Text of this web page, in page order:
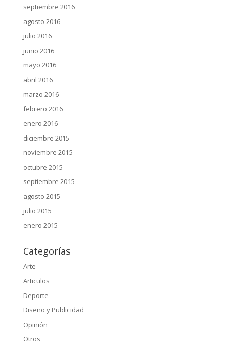
septiembre 2016
agosto 2016
julio 2016
junio 2016
mayo 2016
abril 2016
marzo 2016
febrero 2016
enero 2016
diciembre 2015
noviembre 2015
octubre 2015
septiembre 2015
agosto 2015
julio 2015
enero 2015
Categorías
Arte
Articulos
Deporte
Diseño y Publicidad
Opinión
Otros